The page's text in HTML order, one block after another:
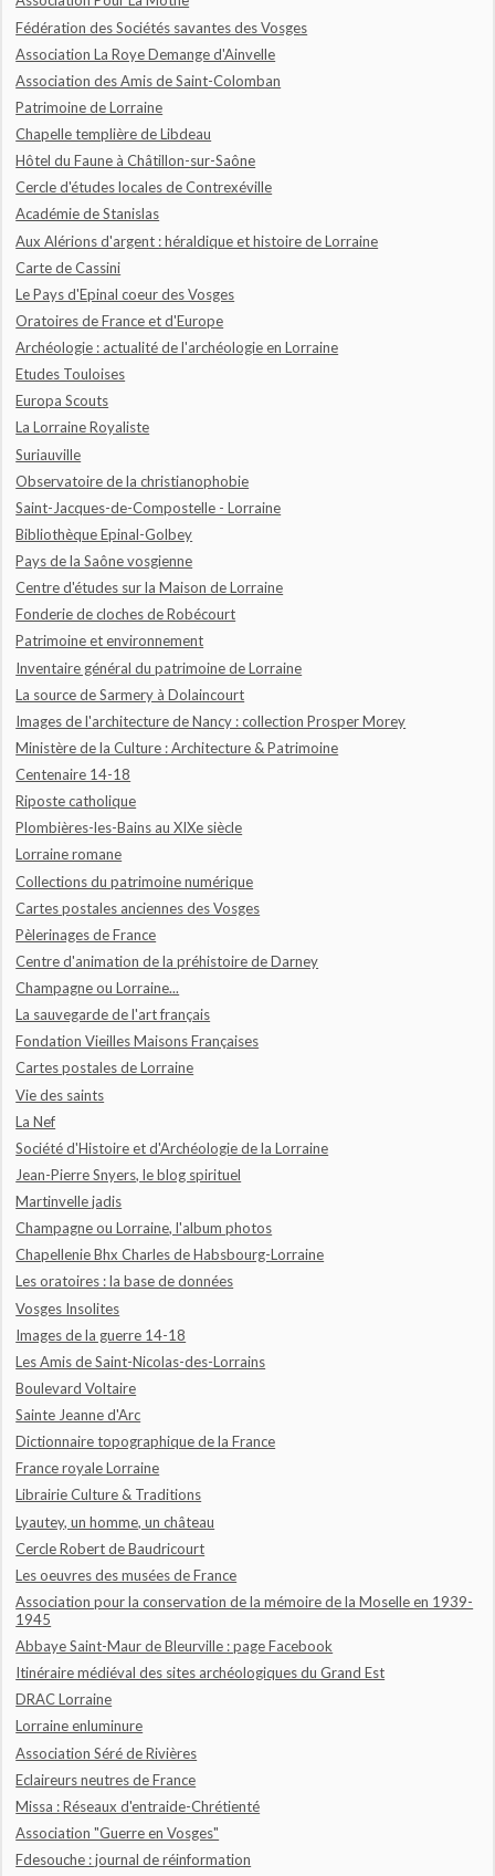
Fédération des Sociétés savantes des Vosges
Association La Roye Demange d'Ainvelle
Association des Amis de Saint-Colomban
Patrimoine de Lorraine
Chapelle templière de Libdeau
Hôtel du Faune à Châtillon-sur-Saône
Cercle d'études locales de Contrexéville
Académie de Stanislas
Aux Alérions d'argent : héraldique et histoire de Lorraine
Carte de Cassini
Le Pays d'Epinal coeur des Vosges
Oratoires de France et d'Europe
Archéologie : actualité de l'archéologie en Lorraine
Etudes Touloises
Europa Scouts
La Lorraine Royaliste
Suriauville
Observatoire de la christianophobie
Saint-Jacques-de-Compostelle - Lorraine
Bibliothèque Epinal-Golbey
Pays de la Saône vosgienne
Centre d'études sur la Maison de Lorraine
Fonderie de cloches de Robécourt
Patrimoine et environnement
Inventaire général du patrimoine de Lorraine
La source de Sarmery à Dolaincourt
Images de l'architecture de Nancy : collection Prosper Morey
Ministère de la Culture : Architecture & Patrimoine
Centenaire 14-18
Riposte catholique
Plombières-les-Bains au XIXe siècle
Lorraine romane
Collections du patrimoine numérique
Cartes postales anciennes des Vosges
Pèlerinages de France
Centre d'animation de la préhistoire de Darney
Champagne ou Lorraine...
La sauvegarde de l'art français
Fondation Vieilles Maisons Françaises
Cartes postales de Lorraine
Vie des saints
La Nef
Société d'Histoire et d'Archéologie de la Lorraine
Jean-Pierre Snyers, le blog spirituel
Martinvelle jadis
Champagne ou Lorraine, l'album photos
Chapellenie Bhx Charles de Habsbourg-Lorraine
Les oratoires : la base de données
Vosges Insolites
Images de la guerre 14-18
Les Amis de Saint-Nicolas-des-Lorrains
Boulevard Voltaire
Sainte Jeanne d'Arc
Dictionnaire topographique de la France
France royale Lorraine
Librairie Culture & Traditions
Lyautey, un homme, un château
Cercle Robert de Baudricourt
Les oeuvres des musées de France
Association pour la conservation de la mémoire de la Moselle en 1939-
1945
Abbaye Saint-Maur de Bleurville : page Facebook
Itinéraire médiéval des sites archéologiques du Grand Est
DRAC Lorraine
Lorraine enluminure
Association Séré de Rivières
Eclaireurs neutres de France
Missa : Réseaux d'entraide-Chrétienté
Association "Guerre en Vosges"
Fdesouche : journal de réinformation